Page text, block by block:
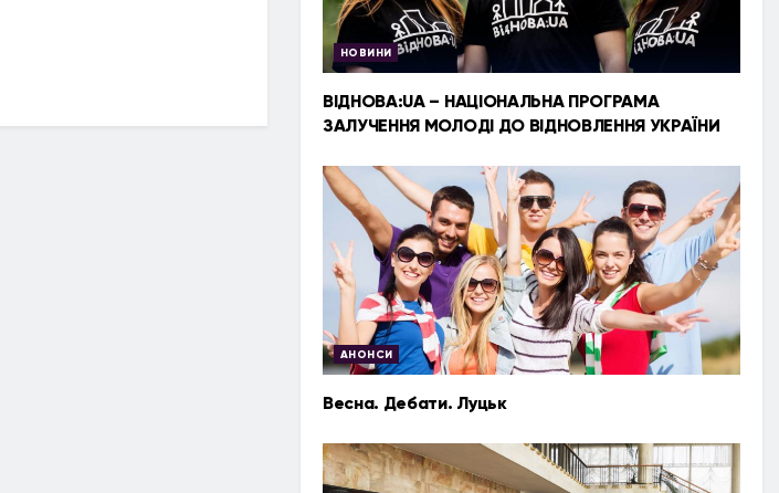
НОВИНИ
ВІДНОВА:UA – НАЦІОНАЛЬНА ПРОГРАМА
ЗАЛУЧЕННЯ МОЛОДІ ДО ВІДНОВЛЕННЯ УКРАЇНИ
АНОНСИ
Весна. Дебати. Луцьк